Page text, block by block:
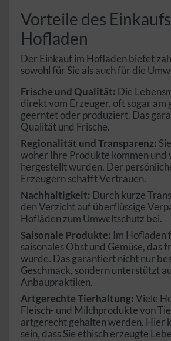
Vorteile des
Hofladen
Der Einkauf im Hofladen bietet
sowohl für Sie als auch für die
Frische und Qualität: Die
direkt vom Erzeuger, oft sogar am
geerntet oder produziert. Das
Qualität und Frische.
Regionalität und Transparenz:
woher Ihre Produkte kommen und
hergestellt wurden. Der
Erzeugern schafft Vertrauen.
Nachhaltigkeit: Durch kurze
den Verzicht auf überflüssige
Hofläden zum Umweltschutz bei.
Saisonale Produkte: Im Hofladen
saisonales Obst und Gemüse, das
wurde. Das garantiert nicht nur
Geschmack, sondern unterstützt
Anbaupraktiken.
Artgerechte Tierhaltung:Viele
Fleisch- und Milchprodukte von
artgerecht gehalten werden. Hier
sein, dass Sie ethisch erzeugte